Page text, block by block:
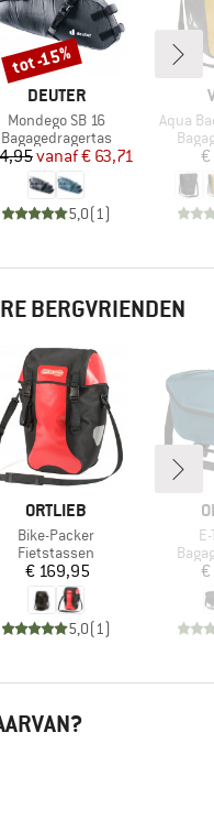
MERK
DEUTER
Artikel
Mondego SB 16
Productgroep
Bagagedragertas
Prijs
Verlaagde prijs
vanaf€ 63,71
5,0(1 )
Korting
tot -15%
Artikel
Aqua
€
BERGVRIENDEN
MERK
ORTLIEB
Artikel
Bike-Packer
Productgroep
Fietstassen
Prijs
€ 169,95
5,0(1)
€